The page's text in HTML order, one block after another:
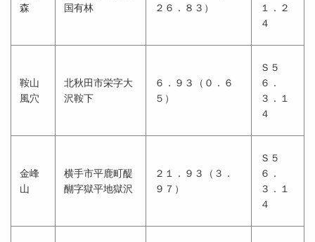
森
国有林
２６．８３）
１．２
４
鞍山
風穴
北秋田市栄字大
沢鞍下
６．９３（０．６
５）
Ｓ５
６．
３．１
４
金峰
山
横手市平鹿町醍
醐字獄平地獄沢
２１．９３（３．
９７）
Ｓ５
６．
３．１
４